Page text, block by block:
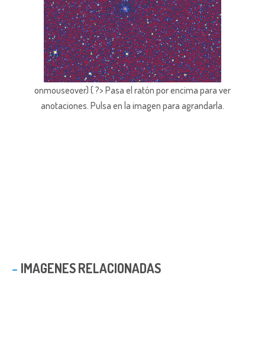
onmouseover) { ?> Pasa el ratón por encima para ver
anotaciones. Pulsa en la imagen para agrandarla.
IMAGENES RELACIONADAS